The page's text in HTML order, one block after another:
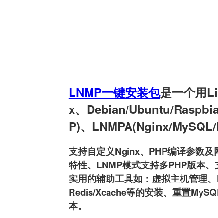
LNMP一键安装包是一个用
x、Debian/Ubuntu/
P)、LNMPA(Nginx/
支持自定义Nginx、PHP编译参数及
特性、LNMP模式支持多PHP版本
实用的辅助工具如：虚拟主机管理
Redis/Xcache等的安装、重置
本。